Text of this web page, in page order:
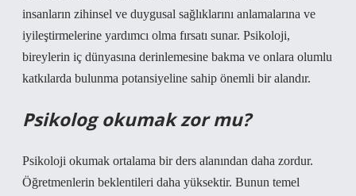
insanların zihinsel ve duygusal sağlıklarını anlamalarına ve
iyileştirmelerine yardımcı olma fırsatı sunar. Psikoloji,
bireylerin iç dünyasına derinlemesine bakma ve onlara olumlu
katkılarda bulunma potansiyeline sahip önemli bir alandır.
Psikolog okumak zor mu?
Psikoloji okumak ortalama bir ders alanından daha zordur.
Öğretmenlerin beklentileri daha yüksektir. Bunun temel